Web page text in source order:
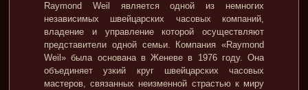
Raymond Weil является одной из немногих
независимых швейцарских часовых компаний,
владение и управление которой осуществляют
представители одной семьи. Компания «Raymond
Weil» была основана в Женеве в 1976 году. Она
объединяет узкий круг швейцарских часовых
мастеров, связанных неизменной страстью к миру